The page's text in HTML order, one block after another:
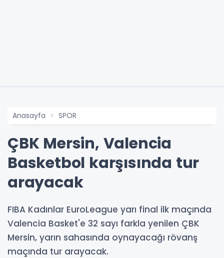
Anasayfa SPOR
ÇBK Mersin, Valencia
Basketbol karşısında tur
arayacak
FIBA Kadınlar EuroLeague yarı final ilk maçında
Valencia Basket'e 32 sayı farkla yenilen ÇBK
Mersin, yarın sahasında oynayacağı rövanş
maçında tur arayacak.